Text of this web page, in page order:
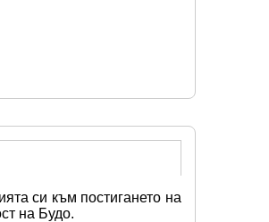
си към постигането на
на Будо.